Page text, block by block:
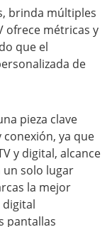
brinda múltiples
ofrece métricas y
que el
de
pieza clave
ya que
y digital, alcance
un solo lugar
la mejor
pantallas